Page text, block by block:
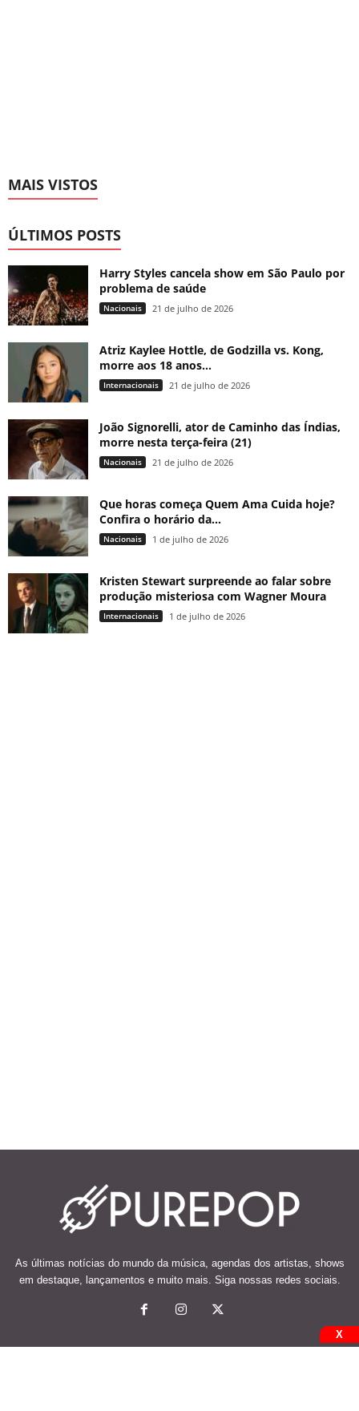
MAIS VISTOS
ÚLTIMOS POSTS
Harry Styles cancela show em São Paulo por
problema de saúde
Nacionais 21 de julho de 2026
Atriz Kaylee Hottle, de Godzilla vs. Kong,
morre aos 18 anos...
Internacionais 21 de julho de 2026
João Signorelli, ator de Caminho das Índias,
morre nesta terça-feira (21)
Nacionais 21 de julho de 2026
Que horas começa Quem Ama Cuida hoje?
Confira o horário da...
Nacionais 1 de julho de 2026
Kristen Stewart surpreende ao falar sobre
produção misteriosa com Wagner Moura
Internacionais 1 de julho de 2026
As últimas notícias do mundo da música, agendas dos artistas, shows
em destaque, lançamentos e muito mais. Siga nossas redes sociais.
X